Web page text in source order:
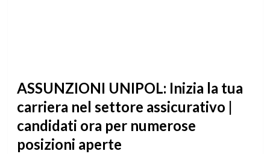
ASSUNZIONI UNIPOL: Inizia la tua
carriera nel settore assicurativo |
candidati ora per numerose
posizioni aperte